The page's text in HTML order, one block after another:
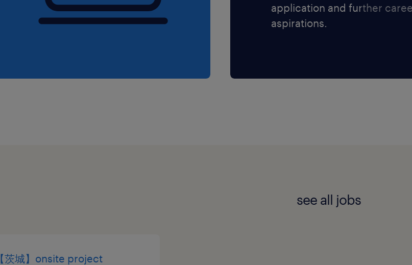
application and further
aspirations.
see all jobs
【茨城】onsite project